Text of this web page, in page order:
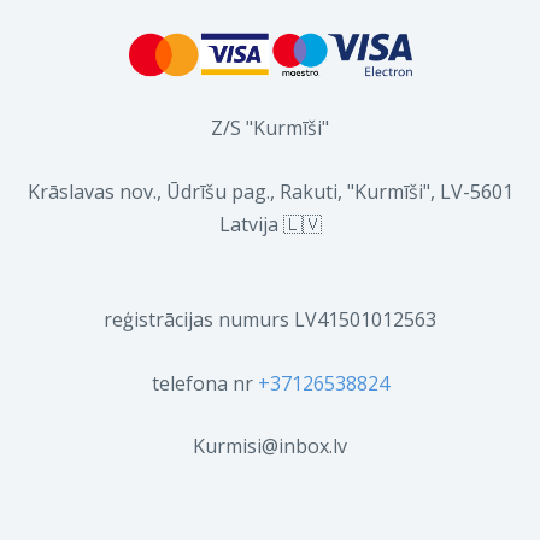
Z/S "Kurmīši"
Krāslavas nov., Ūdrīšu pag., Rakuti, "Kurmīši", LV-5601
Latvija 🇱🇻
reģistrācijas numurs LV41501012563
telefona nr +37126538824
Kurmisi@inbox.lv